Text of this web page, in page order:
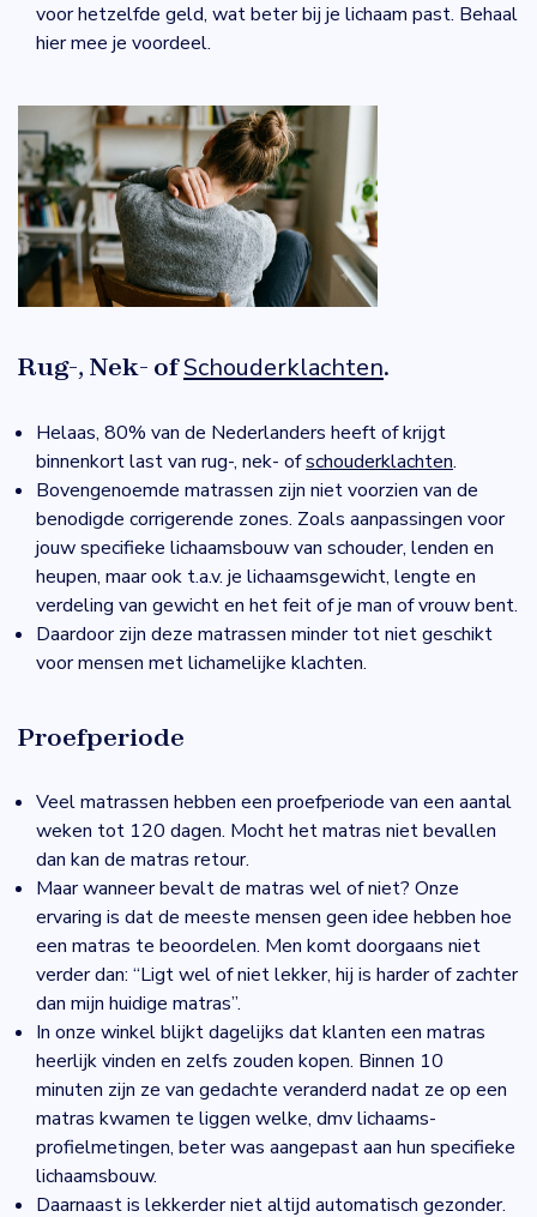
voor hetzelfde geld, wat beter bij je lichaam past. Behaal
hier mee je voordeel.
Rug-, Nek- ofSchouderklachten.
Helaas, 80% van de Nederlanders heeft of krijgt
binnenkort last van rug-, nek- ofschouderklachten.
Bovengenoemde matrassen zijn niet voorzien van de
benodigde corrigerende zones. Zoals aanpassingen voor
jouw specifieke lichaamsbouw van schouder, lenden en
heupen, maar ook t.a.v. je lichaamsgewicht, lengte en
verdeling van gewicht en het feit of je man of vrouw bent.
Daardoor zijn deze matrassen minder tot niet geschikt
voor mensen met lichamelijke klachten.
Proefperiode
Veel matrassen hebben een proefperiode van een aantal
weken tot 120 dagen. Mocht het matras niet bevallen
dan kan de matras retour.
Maar wanneer bevalt de matras wel of niet? Onze
ervaring is dat de meeste mensen geen idee hebben hoe
een matras te beoordelen. Men komt doorgaans niet
verder dan: “Ligt wel of niet lekker, hij is harder of zachter
dan mijn huidige matras”.
In onze winkel blijkt dagelijks dat klanten een matras
heerlijk vinden en zelfs zouden kopen. Binnen 10
minuten zijn ze van gedachte veranderd nadat ze op een
matras kwamen te liggen welke, dmv lichaams-
profielmetingen, beter was aangepast aan hun specifieke
lichaamsbouw.
Daarnaast is lekkerder niet altijd automatisch gezonder.